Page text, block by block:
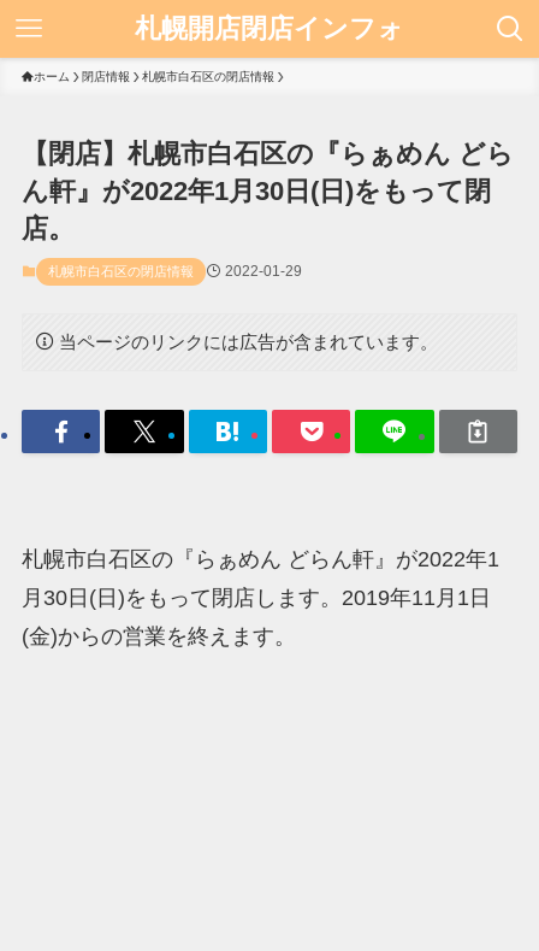
札幌開店閉店インフォ
ホーム 閉店情報 札幌市白石区の閉店情報
【閉店】札幌市白石区の『らぁめん どら
ん軒』が2022年1月30日(日)をもって閉
店。
札幌市白石区の閉店情報 2022-01-29
当ページのリンクには広告が含まれています。
札幌市白石区の『らぁめん どらん軒』が2022年1
月30日(日)をもって閉店します。2019年11月1日
(金)からの営業を終えます。